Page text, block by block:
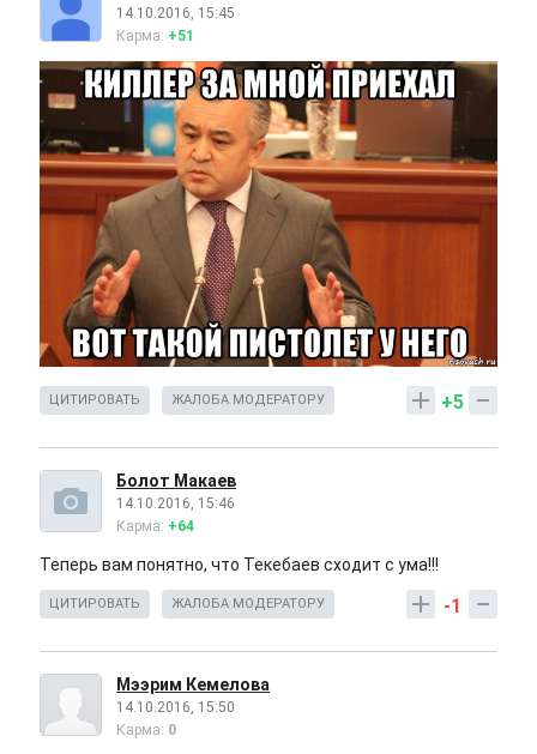
14.10.2016, 15:45
Карма: +51
+5
ЦИТИРОВАТЬ ЖАЛОБА МОДЕРАТОРУ
Болот Макаев
14.10.2016, 15:46
Карма: +64
Теперь вам понятно, что Текебаев сходит с ума!!!
-1
ЦИТИРОВАТЬ ЖАЛОБА МОДЕРАТОРУ
Мээрим Кемелова
14.10.2016, 15:50
Карма: 0